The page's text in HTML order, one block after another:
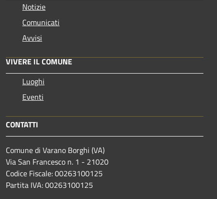
Notizie
Comunicati
Avvisi
VIVERE IL COMUNE
Luoghi
Eventi
CONTATTI
Comune di Varano Borghi (VA)
Via San Francesco n. 1 - 21020
Codice Fiscale: 00263100125
Partita IVA: 00263100125